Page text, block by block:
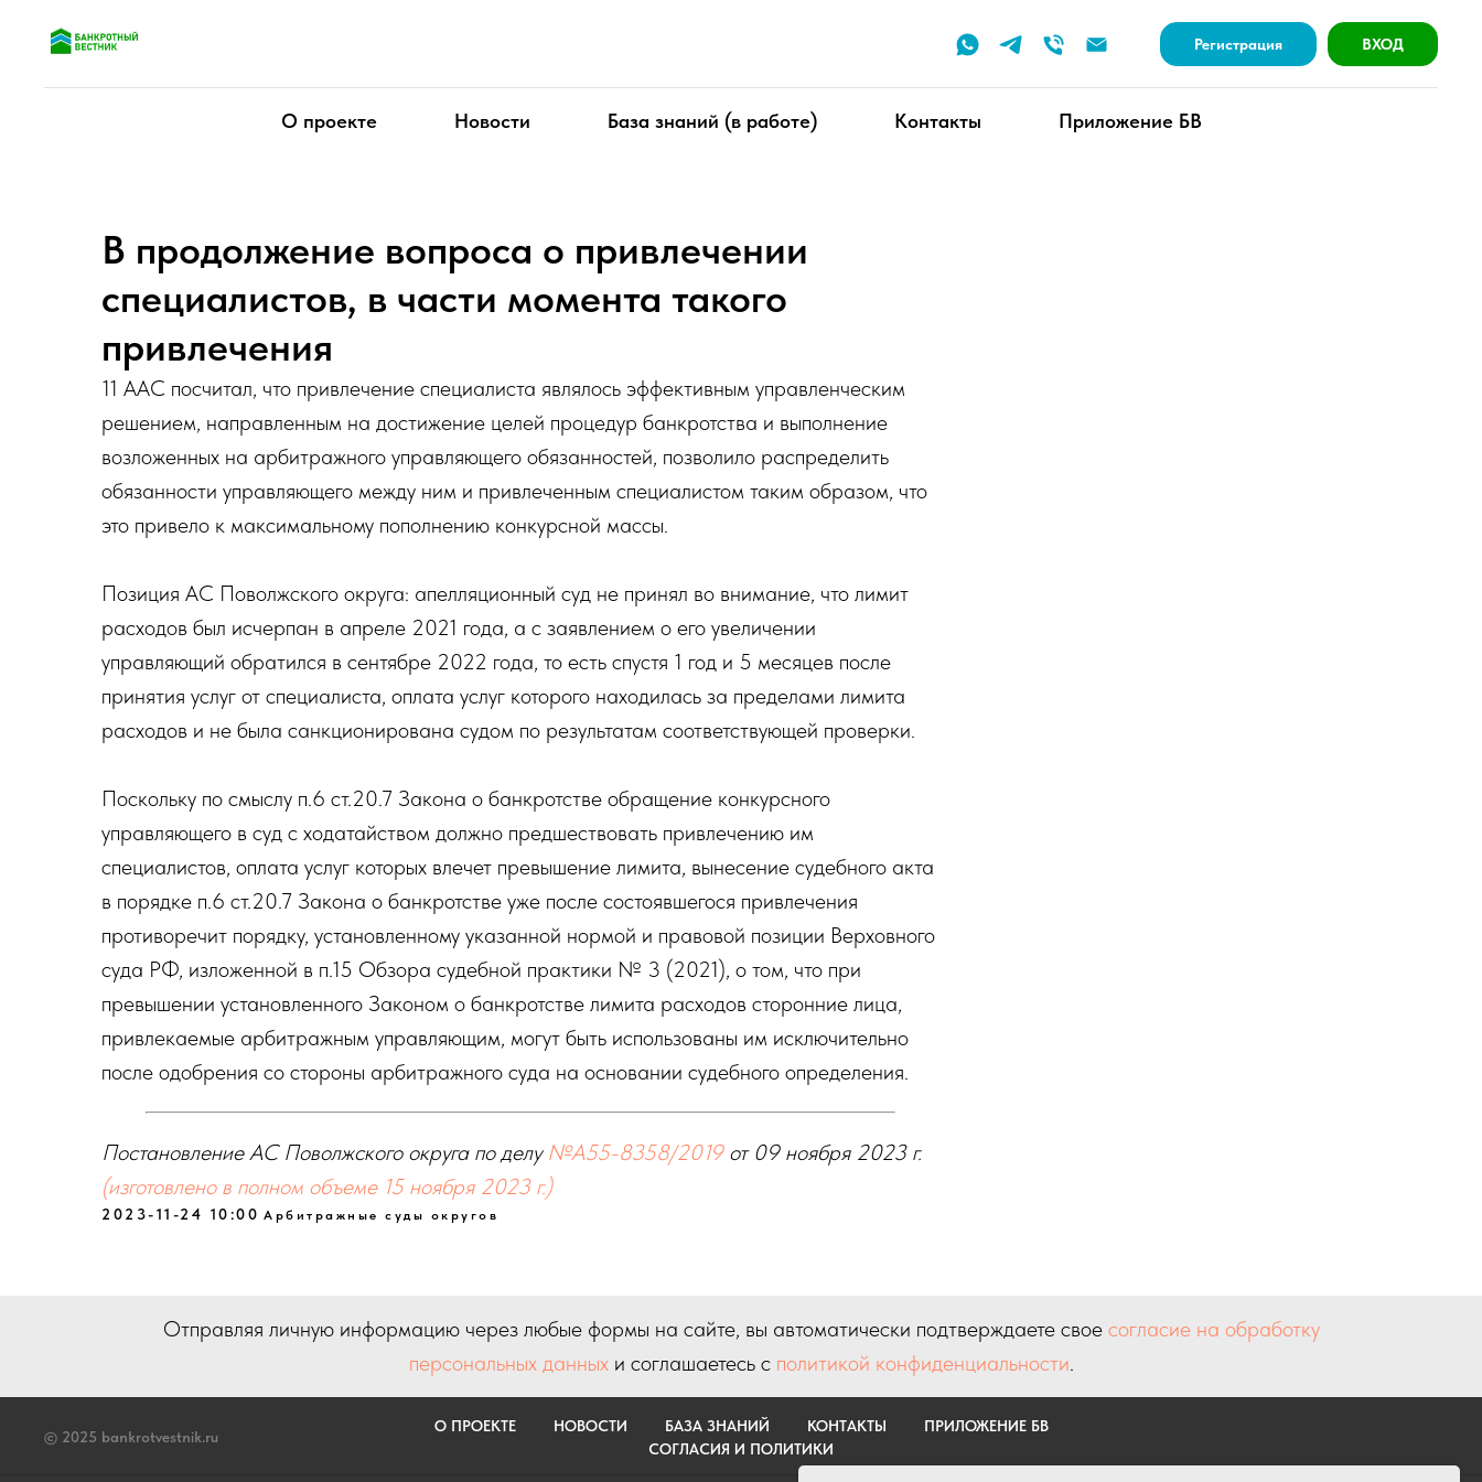
Регистрация ВХОД
О проекте Новости База знаний (в работе) Контакты Приложение БВ
В продолжение вопроса о привлечении
специалистов, в части момента такого
привлечения
11 ААС посчитал, что привлечение специалиста являлось эффективным управленческим
решением, направленным на достижение целей процедур банкротства и выполнение
возложенных на арбитражного управляющего обязанностей, позволило распределить
обязанности управляющего между ним и привлеченным специалистом таким образом, что
это привело к максимальному пополнению конкурсной массы.
Позиция АС Поволжского округа: апелляционный суд не принял во внимание, что лимит
расходов был исчерпан в апреле 2021 года, а с заявлением о его увеличении
управляющий обратился в сентябре 2022 года, то есть спустя 1 год и 5 месяцев после
принятия услуг от специалиста, оплата услуг которого находилась за пределами лимита
расходов и не была санкционирована судом по результатам соответствующей проверки.
Поскольку по смыслу п.6 ст.20.7 Закона о банкротстве обращение конкурсного
управляющего в суд с ходатайством должно предшествовать привлечению им
специалистов, оплата услуг которых влечет превышение лимита, вынесение судебного акта
в порядке п.6 ст.20.7 Закона о банкротстве уже после состоявшегося привлечения
противоречит порядку, установленному указанной нормой и правовой позиции Верховного
суда РФ, изложенной в п.15 Обзора судебной практики № 3 (2021), о том, что при
превышении установленного Законом о банкротстве лимита расходов сторонние лица,
привлекаемые арбитражным управляющим, могут быть использованы им исключительно
после одобрения со стороны арбитражного суда на основании судебного определения.
Постановление АС Поволжского округа по делу №А55-8358/2019от 09 ноября 2023 г.
(изготовлено в полном объеме 15 ноября 2023 г.)
2023-11-24 10:00 Арбитражные суды округов
Отправляя личную информацию через любые формы на сайте, вы автоматически подтверждаете свое согласие на обработку
персональных данныхи соглашаетесь с политикой конфиденциальности.
© 2025 bankrotvestnik.ru
О ПРОЕКТЕ НОВОСТИ БАЗА ЗНАНИЙ КОНТАКТЫ
ПРИЛОЖЕНИЕ БВ
СОГЛАСИЯ И ПОЛИТИКИ